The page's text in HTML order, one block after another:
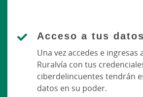
Acceso a tus datos
Una vez accedes e ingresas
Ruralvía con tus
ciberdelincuentes tendrán
datos en su poder.